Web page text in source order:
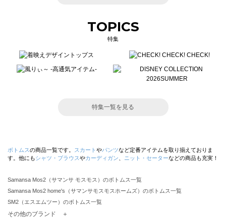
TOPICS
特集
特集一覧を見る
ボトムスの商品一覧です。 スカート やパンツなど定番アイテムを取り揃えておりま
す。他にもシャツ・ブラウスやカーディガン ニット・セーターなどの商品も充実！
Samansa Mos2（サマンサ モスモス）のボトムス一覧
Samansa Mos2 home's（サマンサモスモスホームズ）のボトムス一覧
SM2（エスエムツー）のボトムス一覧
TSUHARU by Samansa Mos2（ツハルバイサマンサモスモス）のボトムス一覧
その他のブランド ＋